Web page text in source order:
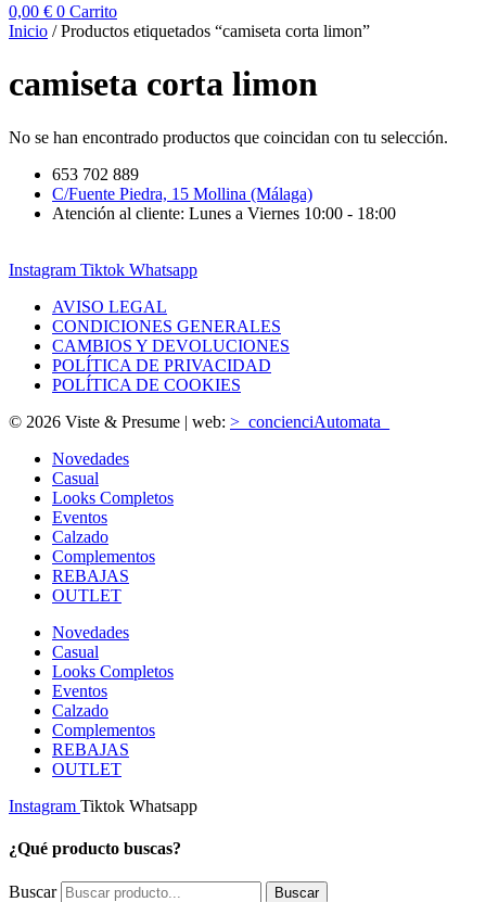
0,00 € 0 Carrito
Inicio / Productos etiquetados “camiseta corta limon”
camiseta corta limon
No se han encontrado productos que coincidan con tu selección.
653 702 889
C/Fuente Piedra, 15 Mollina (Málaga)
Atención al cliente: Lunes a Viernes 10:00 - 18:00
Instagram Tiktok Whatsapp
AVISO LEGAL
CONDICIONES GENERALES
CAMBIOS Y DEVOLUCIONES
POLÍTICA DE PRIVACIDAD
POLÍTICA DE COOKIES
© 2026 Viste & Presume | web: >_concienciAutomata_
Novedades
Casual
Looks Completos
Eventos
Calzado
Complementos
REBAJAS
OUTLET
Novedades
Casual
Looks Completos
Eventos
Calzado
Complementos
REBAJAS
OUTLET
Instagram Tiktok Whatsapp
¿Qué producto buscas?
Buscar Buscar